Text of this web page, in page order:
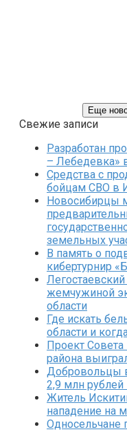
Еще
Свежие записи
Разработан
– Лебедевка»
Средства с
бойцам СВО в
Новосибирцы
земельных
В память о
кибертурнир
жемчужиной
области
Где искать
области и
Проект
района
Добровольцы
2,9 млн рублей
Житель
нападение на
Односельчане